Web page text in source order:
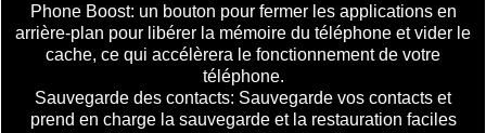
Phone Boost: un bouton pour fermer les applications en
arrière-plan pour libérer la mémoire du téléphone et vider le
cache, ce qui accélèrera le fonctionnement de votre
téléphone.
Sauvegarde des contacts: Sauvegarde vos contacts et
prend en charge la sauvegarde et la restauration faciles